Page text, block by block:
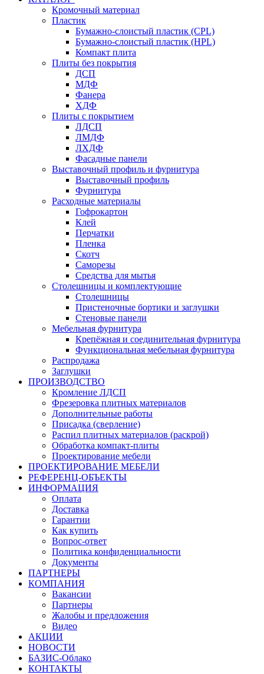
Кромочный материал
Пластик
Бумажно-слоистый пластик (CPL)
Бумажно-слоистый пластик (HPL)
Компакт плита
Плиты без покрытия
ДСП
МДФ
Фанера
ХДФ
Плиты с покрытием
ЛДСП
ЛМДФ
ЛХДФ
Фасадные панели
Выставочный профиль и фурнитура
Выставочный профиль
Фурнитура
Расходные материалы
Гофрокартон
Клей
Перчатки
Пленка
Скотч
Саморезы
Средства для мытья
Столешницы и комплектующие
Столешницы
Пристеночные бортики и заглушки
Стеновые панели
Мебельная фурнитура
Крепёжная и соединительная фурнитура
Функциональная мебельная фурнитура
Распродажа
Заглушки
ПРОИЗВОДСТВО
Кромление ЛДСП
Фрезеровка плитных материалов
Дополнительные работы
Присадка (сверление)
Распил плитных материалов (раскрой)
Обработка компакт-плиты
Проектирование мебели
ПРОЕКТИРОВАНИЕ МЕБЕЛИ
РЕФЕРЕНЦ-ОБЪЕKТЫ
ИНФОРМАЦИЯ
Оплата
Доставка
Гарантии
Как купить
Вопрос-ответ
Политика конфиденциальности
Документы
ПАРТНЕРЫ
КОМПАНИЯ
Вакансии
Партнеры
Жалобы и предложения
Видео
АКЦИИ
НОВОСТИ
БАЗИС-Облако
КОНТАКТЫ